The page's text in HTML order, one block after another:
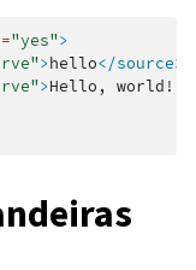
"yes">
>hello</source>
>Hello,